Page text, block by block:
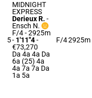
5
MIDNIGHT
EXPRESS
Derieux R. -
Ensch N.
F/4 - 2925m
- 1'11"4-
€73,270
Da 4a 4a Da
6a (25) 4a
4a 7a 7a Da
1a 5a
F/42925m